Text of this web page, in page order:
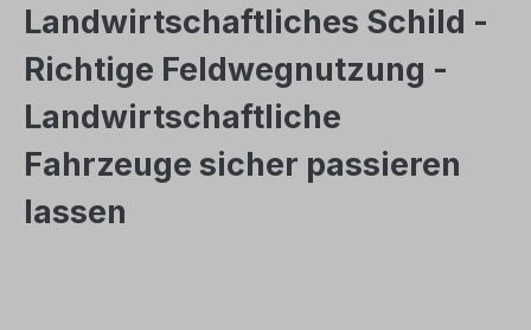
Landwirtschaftliches Schild -
Richtige Feldwegnutzung -
Landwirtschaftliche
Fahrzeuge sicher passieren
lassen